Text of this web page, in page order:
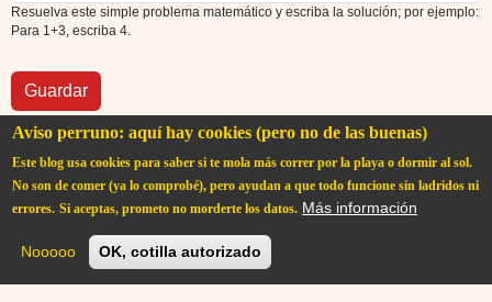
Resuelva este simple problema matemático y escriba la solución; por ejemplo:
Para 1+3, escriba 4.
User account menu
Iniciar sesión
Aviso perruno: aquí hay cookies (pero no de las buenas)
Este blog usa cookies para saber si te mola más correr por la playa o dormir al sol.
No son de comer (ya lo comprobé), pero ayudan a que todo funcione sin ladridos ni
errores. Si aceptas, prometo no morderte los datos. Más información
Nooooo OK, cotilla autorizado